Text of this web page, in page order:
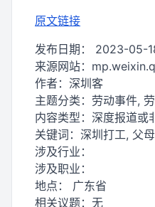
原文链接
发布日期： 2023-05-
来源网站：
作者： 深圳客
主题分类： 劳动事件,
内容类型： 深度报道或
关键词： 深圳打工, 父
涉及行业：
涉及职业：
地点： 广东省
相关议题： 无